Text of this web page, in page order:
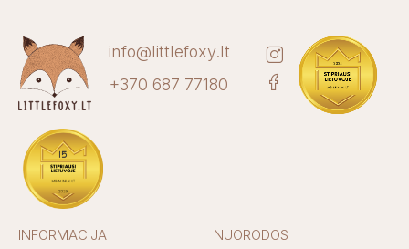
NUORODOS
INFORMACIJA
info@littlefoxy.lt
+370 687 77180